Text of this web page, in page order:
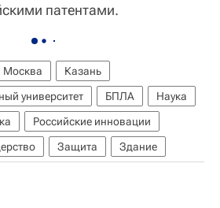
патентами.
Москва
Казань
университет
БПЛА
Наука
Российские инновации
Защита Здание